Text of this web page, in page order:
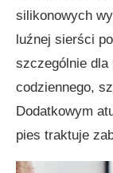
silikonowych
luźnej sierści
szczególnie dla
codziennego,
Dodatkowym
pies traktuje